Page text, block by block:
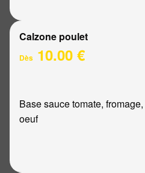
Calzone poulet
Dès 10.00 €
Base sauce tomate,
oeuf